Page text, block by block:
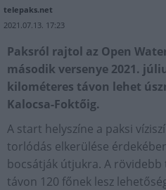
telepaks.net
2021.07.13. 17:23
Paksról rajtol az Open
második versenye 2021.
kilométeres távon lehet
Kalocsa-Foktőig.
A start helyszíne a paksi
torlódás elkerülése
bocsátják útjukra. A rövidebb
távon 120 főnek lesz